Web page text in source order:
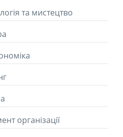
та мистецтво
організації